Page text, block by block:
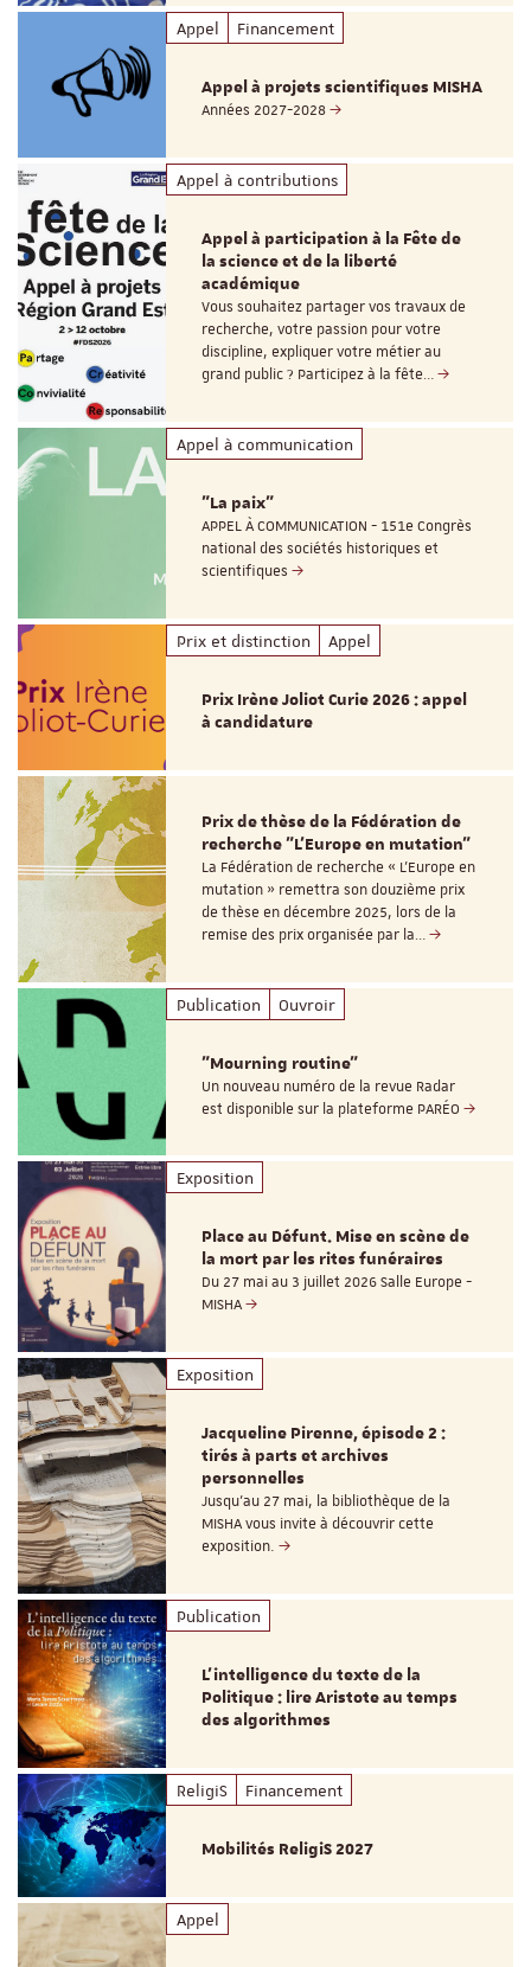
Appel Financement
Appel à projets scientifiques MISHA
Années 2027-2028
Appel à contributions
Appel à participation à la Fête de
la science et de la liberté
académique
Vous souhaitez partager vos travaux de
recherche, votre passion pour votre
discipline, expliquer votre métier au
grand public ? Participez à la fête…
Appel à communication
"La paix"
APPEL À COMMUNICATION - 151e Congrès
national des sociétés historiques et
scientifiques
Prix et distinction Appel
Prix Irène Joliot Curie 2026 : appel
à candidature
Prix de thèse de la Fédération de
recherche "L’Europe en mutation"
La Fédération de recherche « L’Europe en
mutation » remettra son douzième prix
de thèse en décembre 2025, lors de la
remise des prix organisée par la…
Publication Ouvroir
"Mourning routine"
Un nouveau numéro de la revue Radar
est disponible sur la plateforme PARÉO
Exposition
Place au Défunt. Mise en scène de
la mort par les rites funéraires
Du 27 mai au 3 juillet 2026 Salle Europe -
MISHA
Exposition
Jacqueline Pirenne, épisode 2 :
tirés à parts et archives
personnelles
Jusqu’au 27 mai, la bibliothèque de la
MISHA vous invite à découvrir cette
exposition.
Publication
L’intelligence du texte de la
Politique : lire Aristote au temps
des algorithmes
ReligiS Financement
Mobilités ReligiS 2027
Appel